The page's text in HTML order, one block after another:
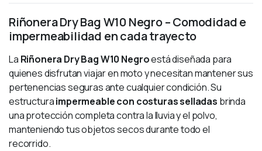
Riñonera Dry Bag W10 Negro – Comodidad e
impermeabilidad en cada trayecto
La Riñonera Dry Bag W10 Negroestá diseñada para
quienes disfrutan viajar en moto y necesitan mantener sus
pertenencias seguras ante cualquier condición. Su
estructuraimpermeable con costuras selladas brinda
una protección completa contra la lluvia y el polvo,
manteniendo tus objetos secos durante todo el
recorrido.